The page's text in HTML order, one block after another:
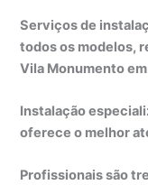
Serviços de
todos os modelos,
Vila Monumento
Instalação
oferece o melhor
Profissionais são